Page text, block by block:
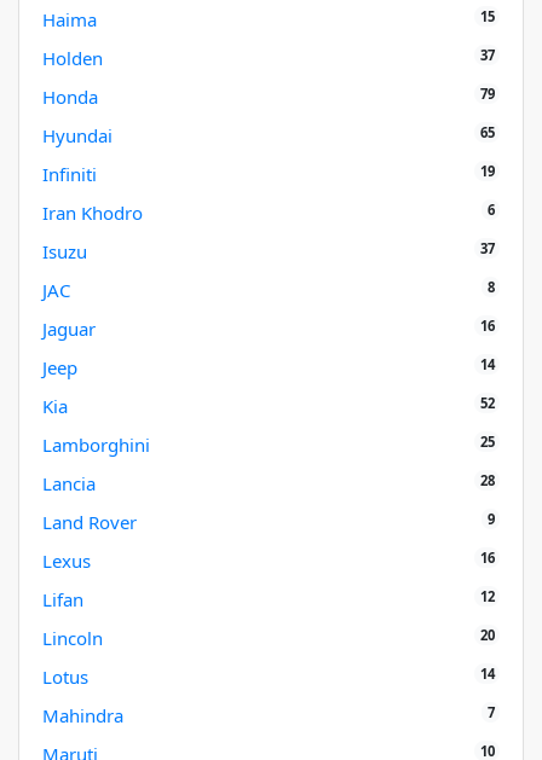
Haima 15
Holden 37
Honda 79
Hyundai 65
Infiniti 19
Iran Khodro 6
Isuzu 37
JAC 8
Jaguar 16
Jeep 14
Kia 52
Lamborghini 25
Lancia 28
Land Rover 9
Lexus 16
Lifan 12
Lincoln 20
Lotus 14
Mahindra 7
Maruti 10